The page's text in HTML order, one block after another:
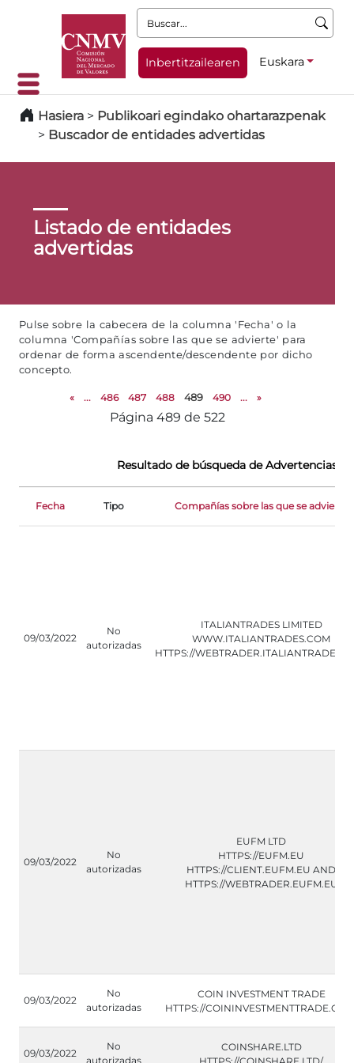
Buscar:
Inbertitzailearen Euskara
Hasiera > Publikoari egindako ohartarazpenak
> Buscador de entidades advertidas
Listado de entidades
advertidas
Pulse sobre la cabecera de la columna 'Fecha' o la
columna 'Compañías sobre las que se advierte' para
ordenar de forma ascendente/descendente por dicho
concepto.
« ... 486 487 488 489 490 ... »
Página 489 de 522
Resultado de búsqueda de Advertencias
Fecha Tipo Compañías sobre las que se advierte
09/03/2022
No
autorizadas
ITALIANTRADES LIMITED
WWW.ITALIANTRADES.COM
HTTPS://
09/03/2022
No
autorizadas
EUFM LTD
HTTPS://EUFM.EU
HTTPS://CLIENT.EUFM.EU AND
HTTPS://WEBTRADER.EUFM.EU
09/03/2022
No
autorizadas
COIN INVESTMENT TRADE
HTTPS://
09/03/2022
No
autorizadas
COINSHARE.LTD